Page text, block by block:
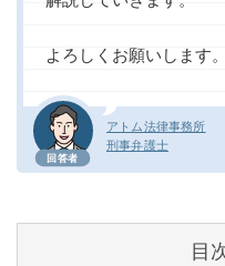
回答者
アトム法律事務所
刑事弁護士
よろしくお願いします。
目